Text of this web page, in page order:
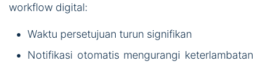
workflow digital:
Waktu persetujuan turun signifikan
Notifikasi otomatis mengurangi keterlambatan